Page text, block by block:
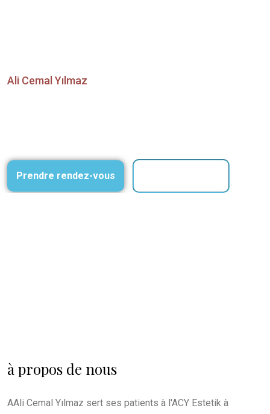
Ali Cemal Yılmaz
Prendre rendez-vous
à propos de nous
AAli Cemal Yılmaz sert ses patients à l'ACY Estetik à